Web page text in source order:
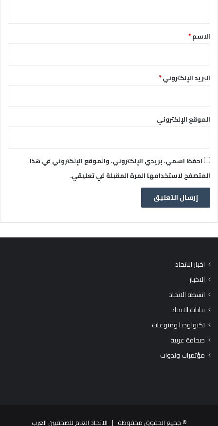
*الاسم*
البريد الإلكتروني*
الموقع الإلكتروني
احفظ اسمي، بريدي الإلكتروني، والموقع الإلكتروني في هذا
المتصفح لاستخدامها المرة المقبلة في تعليقي.
اخبار الاتحاد
الاخبار
انشطة الاتحاد
بيانات الاتحاد
تكنولوجيا ومنوعات
صحافة عربية
مؤتمرات وندوات
© جميع الحقوق محفوظة | الاتحاد العام للصحفيين العرب